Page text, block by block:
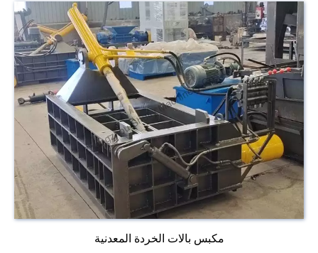
مكبس بالات الخردة المعدنية